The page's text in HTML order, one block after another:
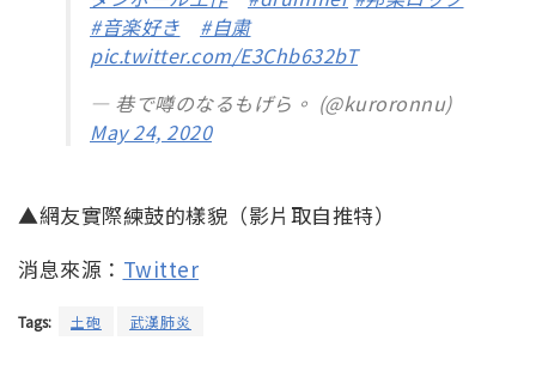
#音楽好き
#自粛
pic.twitter.com/E3Chb632bT
— 巷で噂のなるもげら。 (@kuroronnu)
May 24, 2020
▲網友實際練鼓的樣貌（影片取自推特）
消息來源： Twitter
Tags: 土砲 武漢肺炎